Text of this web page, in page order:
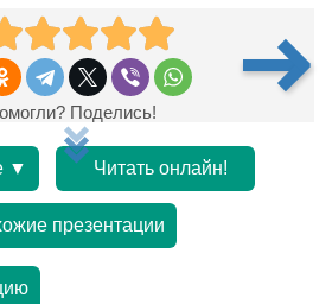
Поделись!
▼ Читать онлайн!
презентации